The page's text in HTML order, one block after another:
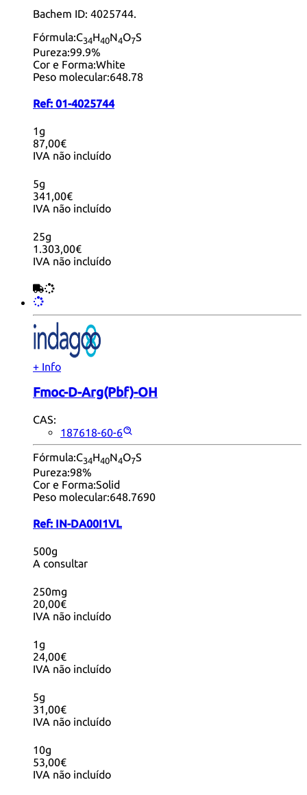
Bachem ID: 4025744.
Fórmula:C34H40N4O7S
Pureza:99.9%
Cor e Forma:White
Peso molecular:648.78
Ref: 01-4025744
1g
87,00€
IVA não incluído
5g
341,00€
IVA não incluído
25g
1.303,00€
IVA não incluído
+ Info
Fmoc-D-Arg(Pbf)-OH
CAS:
187618-60-6
Fórmula:C34H40N4O7S
Pureza:98%
Cor e Forma:Solid
Peso molecular:648.7690
Ref: IN-DA00I1VL
500g
A consultar
250mg
20,00€
IVA não incluído
1g
24,00€
IVA não incluído
5g
31,00€
IVA não incluído
10g
53,00€
IVA não incluído